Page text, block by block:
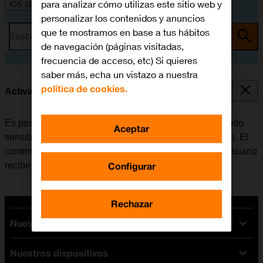
iOS 18
Busca por problema o tema
Activar o desactivar el aviso de contenido sensible
Es posible configurar el móvil para que registre contenido
sensible de fotografías y vídeos recibidos en el teléfono. El
contenido de la fotografía o el vídeo sale borroso y el usuario
recibe una advertencia antes de optar por verlo.
Nuestras tarifas
Tarifas Orange
Nuestros dispositivos
para analizar cómo utilizas este sitio web y
personalizar los contenidos y anuncios
que te mostramos en base a tus hábitos
de navegación (páginas visitadas,
frecuencia de acceso, etc) Si quieres
saber más, echa un vistazo a nuestra
política de cookies.
Configurar
Rechazar
Aceptar